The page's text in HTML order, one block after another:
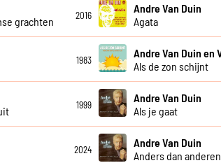
grachten
2016
Andre Van Duin
Agata
1983
Andre Van Duin en
Als de zon schijnt
1999
Andre Van Duin
Als je gaat
2024
Andre Van Duin
Anders dan anderen